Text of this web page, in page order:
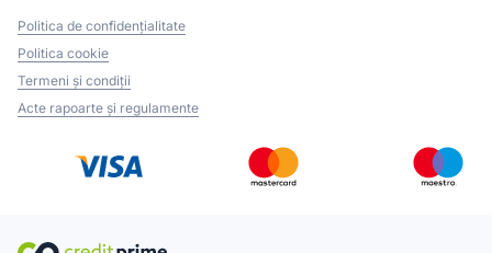
Politica de confidențialitate
Politica cookie
Termeni și condiții
Acte rapoarte și regulamente